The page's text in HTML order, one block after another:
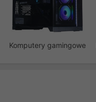
Komputery gamingowe